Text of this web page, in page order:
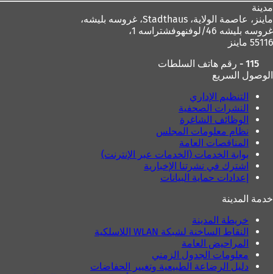
مدينة
ماينز، عاصمة الولاية،
غروسه بليشه 46/لوفنهوفشتراسه 1،
55116 ماينز
115 - رقم هاتف السلطات
الوصول السريع
التنظيم الإداري
النشرات الصحفية
الوظائف الشاغرة
نظام معلومات المجلس
المناقصات العامة
بوابة الخدمات (الخدمات عبر الإنترنت)
اشترك في نشرتنا الإخبارية
إعدادات حماية البيانات
خدمة المدينة
خريطة المدينة
النقاط الساخنة لشبكة WLAN اللاسلكية
المراحيض العامة
معلومات الجدول الزمني
دليل الرضاعة الطبيعية وتغيير الحفاضات